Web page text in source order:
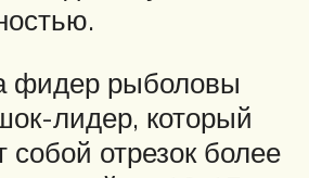
фидер рыболовы
лидер, который
собой отрезок более